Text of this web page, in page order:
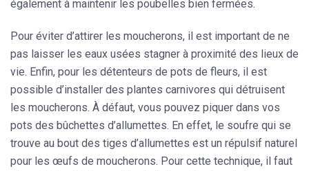
également à maintenir les poubelles bien fermées.
Pour éviter d’attirer les moucherons, il est important de ne
pas laisser les eaux usées stagner à proximité des lieux de
vie. Enfin, pour les détenteurs de pots de fleurs, il est
possible d’installer des plantes carnivores qui détruisent
les moucherons. À défaut, vous pouvez piquer dans vos
pots des bûchettes d’allumettes. En effet, le soufre qui se
trouve au bout des tiges d’allumettes est un répulsif naturel
pour les œufs de moucherons. Pour cette technique, il faut